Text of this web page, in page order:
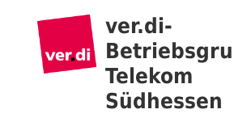
ver.di-
Telekom
Südhessen